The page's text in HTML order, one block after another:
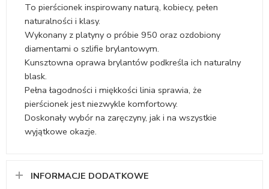
To pierścionek inspirowany naturą, kobiecy, pełen
naturalności i klasy.
Wykonany z platyny o próbie 950 oraz ozdobiony
diamentami o szlifie brylantowym.
Kunsztowna oprawa brylantów podkreśla ich naturalny
blask.
Pełna łagodności i miękkości linia sprawia, że
pierścionek jest niezwykle komfortowy.
Doskonały wybór na zaręczyny, jak i na wszystkie
wyjątkowe okazje.
INFORMACJE DODATKOWE